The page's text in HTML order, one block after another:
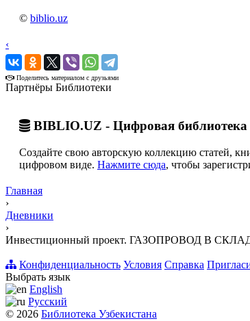
© biblio.uz
‹
›
Поделитесь материалом с друзьями
Партнёры Библиотеки
BIBLIO.UZ - Цифровая библиотека
Создайте свою авторскую коллекцию статей,
цифровом виде. Нажмите сюда, чтобы
Главная
›
Дневники
›
Инвестиционный проект. ГАЗОПРОВОД В
Конфиденциальность Условия Справка
Выбрать язык
English
Русский
© 2026 Библиотека Узбекистана